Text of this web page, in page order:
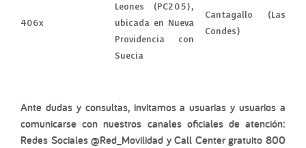
406x
Leones (PC205),
ubicada en Nueva
Providencia con
Suecia
Cantagallo (Las
Condes)
Ante dudas y consultas, invitamos a usuarias y usuarios a
comunicarse con nuestros canales oficiales de atención:
Redes Sociales @Red_Movilidad y Call Center gratuito 800